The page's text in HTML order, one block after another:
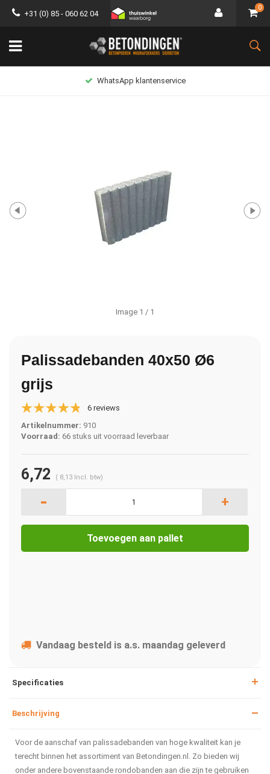
+31 (0) 85 - 060 62 04
0
WhatsApp klantenservice
Image 1 / 1
Palissadebanden 40x50 Ø6
grijs
6 reviews
Artikelnummer: 910
Voorraad: 66 stuks uit voorraad leverbaar
6,72 ( 8,13 Incl. btw)
- +
Toevoegen aan pallet
Vandaag besteld is a.s. maandag geleverd
Specificaties
Beschrijving
Voor de aanschaf van palissadebanden van hoge kwaliteit kan je
terecht binnen het assortiment van Betondingen.nl. Zo bieden wij
onder andere bovenstaande rondobanden aan die zijn te gebruiken